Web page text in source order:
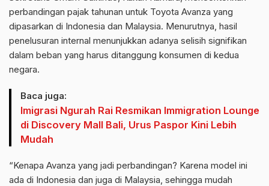
perbandingan pajak tahunan untuk Toyota Avanza yang
dipasarkan di Indonesia dan Malaysia. Menurutnya, hasil
penelusuran internal menunjukkan adanya selisih signifikan
dalam beban yang harus ditanggung konsumen di kedua
negara.
Baca juga:
Imigrasi Ngurah Rai Resmikan Immigration Lounge
di Discovery Mall Bali, Urus Paspor Kini Lebih
Mudah
“Kenapa Avanza yang jadi perbandingan? Karena model ini
ada di Indonesia dan juga di Malaysia, sehingga mudah